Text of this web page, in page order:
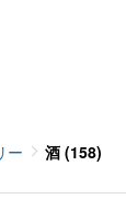
ー 酒 (158)